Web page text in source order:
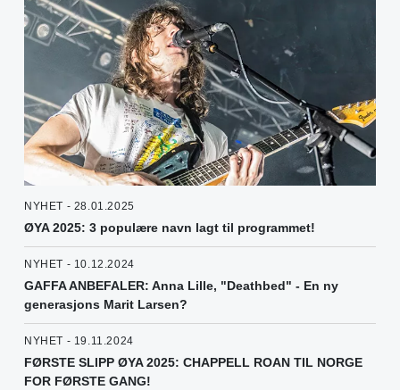
NYHET - 28.01.2025
ØYA 2025: 3 populære navn lagt til programmet!
NYHET - 10.12.2024
GAFFA ANBEFALER: Anna Lille, "Deathbed" - En ny
generasjons Marit Larsen?
NYHET - 19.11.2024
FØRSTE SLIPP ØYA 2025: CHAPPELL ROAN TIL NORGE
FOR FØRSTE GANG!